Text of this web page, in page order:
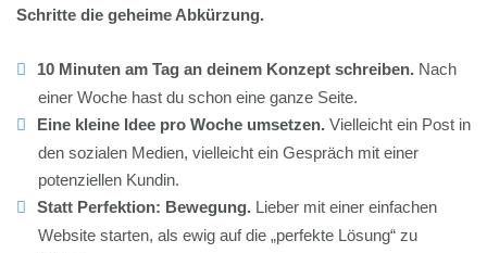
Schritte die geheime Abkürzung.
10 Minuten am Tag an deinem Konzept schreiben. Nach
einer Woche hast du schon eine ganze Seite.
Eine kleine Idee pro Woche umsetzen. Vielleicht ein Post in
den sozialen Medien, vielleicht ein Gespräch mit einer
potenziellen Kundin.
Statt Perfektion: Bewegung. Lieber mit einer einfachen
Website starten, als ewig auf die „perfekte Lösung“ zu